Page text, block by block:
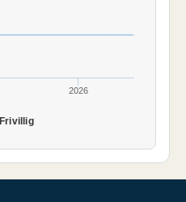
Frivillig
2026